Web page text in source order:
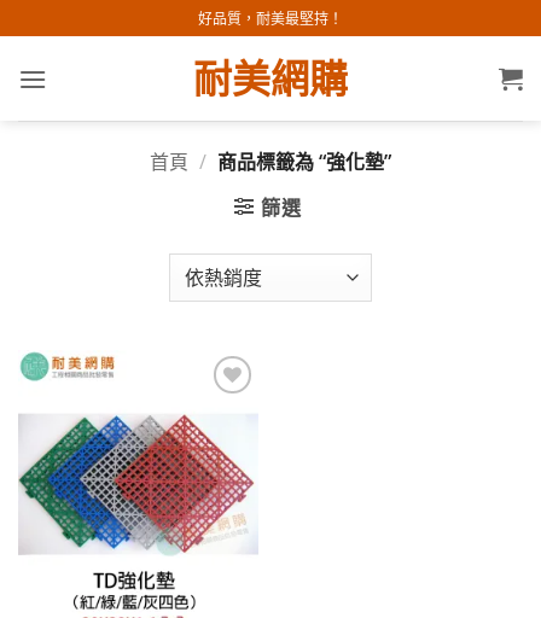
to
content
好品質，耐美最堅持！
耐美網購
首頁 / 商品標籤為 “強化墊”
篩選
清單